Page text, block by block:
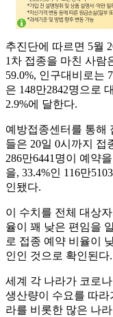
추진단에 따르면 5월
1차 접종을 마친 사람
59.0%, 인구대비로는
은 148만2842명으로
2.9%에 달한다.
예방접종센터를 통해
들은 20일 0시까지 접
286만6441명이 예약
을, 33.4%인 116만
인됐다.
이 수치를 전체 대상
율이 꽤 낮은 편임을
로 접종 예약 비율이
인인 것으로 확인된다.
세계 각 나라가 코로
생산량이 수요를 따
라를 비롯한 많은 나